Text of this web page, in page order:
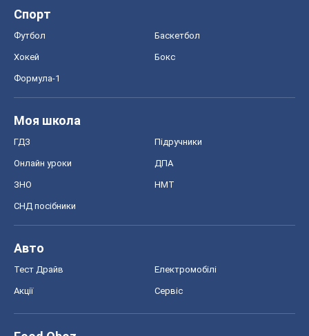
Спорт
Футбол Баскетбол
Хокей Бокс
Формула-1
Моя школа
ГДЗ Підручники
Онлайн уроки ДПА
ЗНО НМТ
СНД посібники
Авто
Тест Драйв Електромобілі
Акції Сервіс